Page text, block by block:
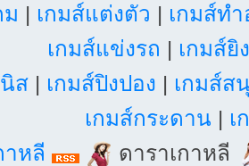
ม | เกมส์แต่งตัว | เกมส์ท
เกมส์แข่งรถ | เกมส์ยิ
ส| เกมส์ปิงปอง | เกมส์ส
เกมส์กระดาน | เ
าหลี
ดาราเกาหลี